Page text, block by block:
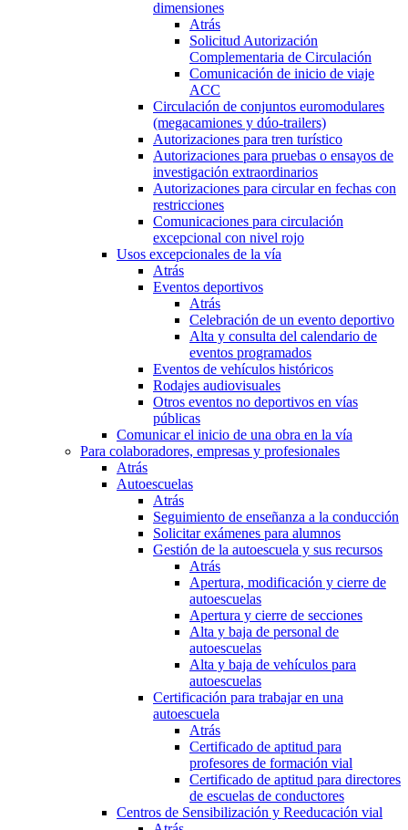
dimensiones
Atrás
Solicitud Autorización
Complementaria de Circulación
Comunicación de inicio de viaje
ACC
Circulación de conjuntos euromodulares
(megacamiones y dúo-trailers)
Autorizaciones para tren turístico
Autorizaciones para pruebas o ensayos de
investigación extraordinarios
Autorizaciones para circular en fechas con
restricciones
Comunicaciones para circulación
excepcional con nivel rojo
Usos excepcionales de la vía
Atrás
Eventos deportivos
Atrás
Celebración de un evento deportivo
Alta y consulta del calendario de
eventos programados
Eventos de vehículos históricos
Rodajes audiovisuales
Otros eventos no deportivos en vías
públicas
Comunicar el inicio de una obra en la vía
Para colaboradores, empresas y profesionales
Atrás
Autoescuelas
Atrás
Seguimiento de enseñanza a la conducción
Solicitar exámenes para alumnos
Gestión de la autoescuela y sus recursos
Atrás
Apertura, modificación y cierre de
autoescuelas
Apertura y cierre de secciones
Alta y baja de personal de
autoescuelas
Alta y baja de vehículos para
autoescuelas
Certificación para trabajar en una
autoescuela
Atrás
Certificado de aptitud para
profesores de formación vial
Certificado de aptitud para directores
de escuelas de conductores
Centros de Sensibilización y Reeducación vial